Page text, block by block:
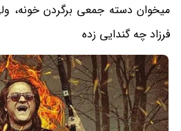
میخوان دسته جمعی برگردن خونه،
فرزاد چه گندایی زده